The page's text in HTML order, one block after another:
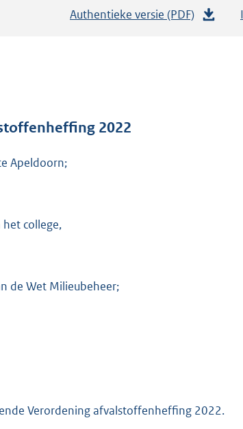
Authentieke versie (PDF)
2022
Apeldoorn;
college,
de Wet Milieubeheer;
Verordening afvalstoffenheffing 2022.